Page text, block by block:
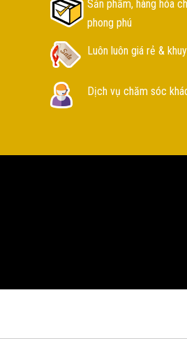
Sản phẩm, hàng hóa
phong phú
Luôn luôn giá rẻ &
Dịch vụ chăm sóc